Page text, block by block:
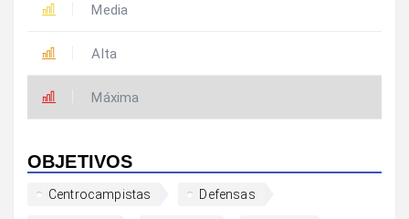
Media
Alta
Máxima
OBJETIVOS
Centrocampistas Defensas